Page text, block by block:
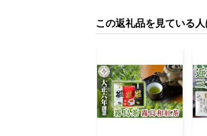
この返礼品を見ている